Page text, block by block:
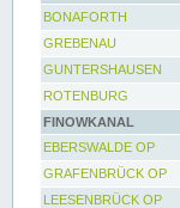
BONAFORTH
GREBENAU
GUNTERSHAUSEN
ROTENBURG
FINOWKANAL
EBERSWALDE OP
GRAFENBRÜCK OP
LEESENBRÜCK OP